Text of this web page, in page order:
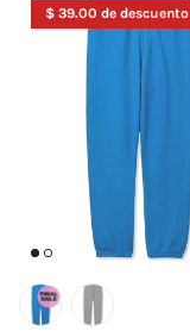
$ 39.00 de descuento